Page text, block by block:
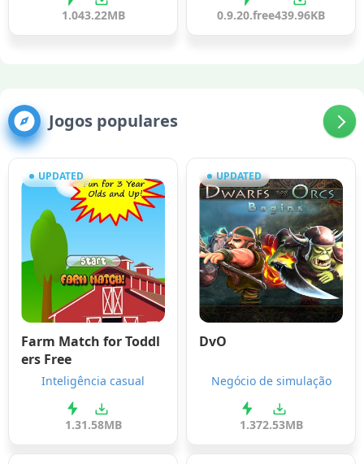
1.043.22MB 0.9.20.free439.96KB
Jogos populares
UPDATED
Farm Match for Toddl
ers Free
Inteligência casual
1.31.58MB
UPDATED
DvO
Negócio de simulação
1.372.53MB